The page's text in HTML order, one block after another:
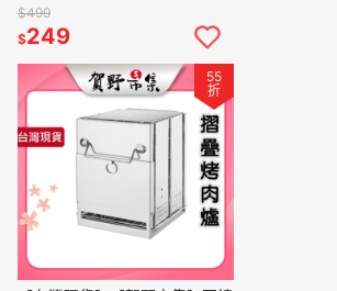
肩包 電腦背包 筆電包 多層商務
包 防撥水 抗磨牛津布
$499
$249
55
折